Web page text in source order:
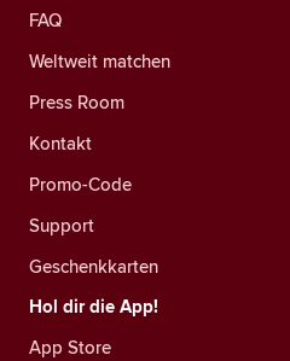
FAQ
Weltweit matchen
Press Room
Kontakt
Promo-Code
Support
Geschenkkarten
Hol dir die App!
App Store